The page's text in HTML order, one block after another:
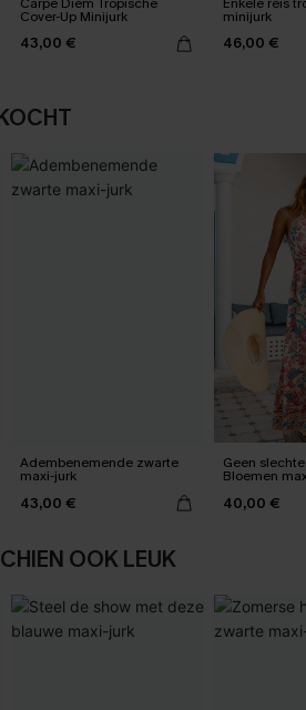
Cover-Up Minijurk
43,00 €
minijurk
46,00 €
Adembenemende zwarte
maxi-jurk
43,00 €
Geen
Bloemen
40,00 €
OOK LEUK